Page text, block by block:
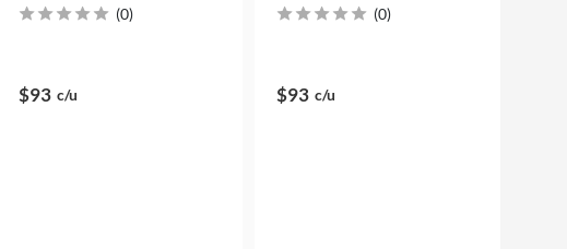
(0)
$93 c/u
(0)
$93 c/u